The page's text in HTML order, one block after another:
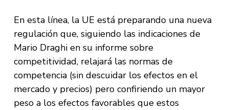
En esta línea, la UE está preparando una nueva
regulación que, siguiendo las indicaciones de
Mario Draghi en su informe sobre
competitividad, relajará las normas de
competencia (sin descuidar los efectos en el
mercado y precios) pero confiriendo un mayor
peso a los efectos favorables que estos